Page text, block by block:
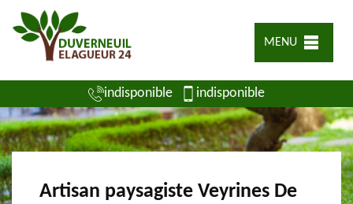
MENU
indisponible indisponible
Artisan paysagiste Veyrines De